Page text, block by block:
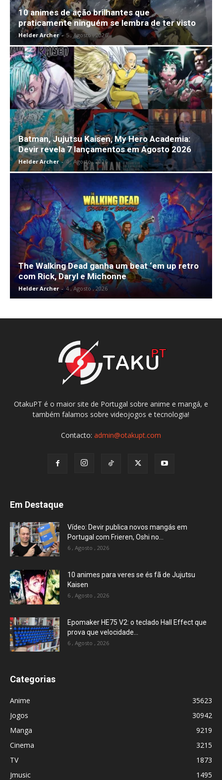
10 animes de ação brilhantes que
praticamente ninguém se lembra de ter visto
Helder Archer - 5 , Agosto , 2026
Batman, Jujutsu Kaisen, My Hero Academia:
Devir revela 7 lançamentos em Agosto 2026
Helder Archer - 4 , Agosto , 2026
The Walking Dead ganha um beat ‘em up retro
com Rick, Daryl e Michonne
Helder Archer - 4 , Agosto , 2026
OtakuPT é o maior site de Portugal sobre anime e mangá, e
também falamos sobre videojogos e tecnologia!
Contacto: admin@otakupt.com
Em Destaque
Vídeo: Devir publica novos mangás em
Portugal com Frieren, Oshi no...
6 , Agosto , 2026
10 animes para veres se és fã de Jujutsu
Kaisen
6 , Agosto , 2026
Epomaker HE75 V2: o teclado Hall Effect que
prova que velocidade...
6 , Agosto , 2026
Categorias
Anime
35623
Jogos
30942
Manga
9219
Cinema
3215
TV
1873
Jmusic
1495